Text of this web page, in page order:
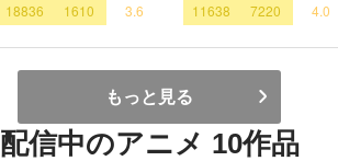
18836 1610 3.6 11638 7220 4.0
もっと見る
配信中のアニメ 10作品